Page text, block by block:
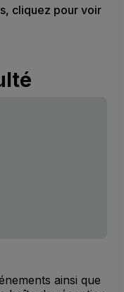
cliquez pour voir
ainsi que